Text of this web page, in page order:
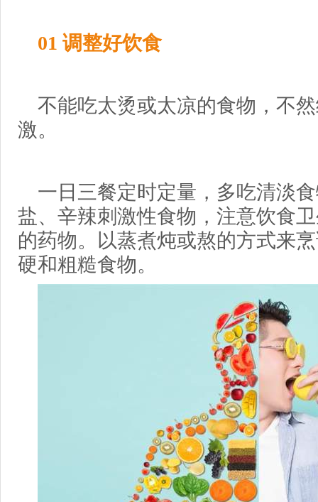
01 调整好饮食
不能吃太烫或太凉的食物，不
激。
一日三餐定时定量，多吃清淡
盐、辛辣刺激性食物，注意饮食
的药物。以蒸煮炖或熬的方式来
硬和粗糙食物。